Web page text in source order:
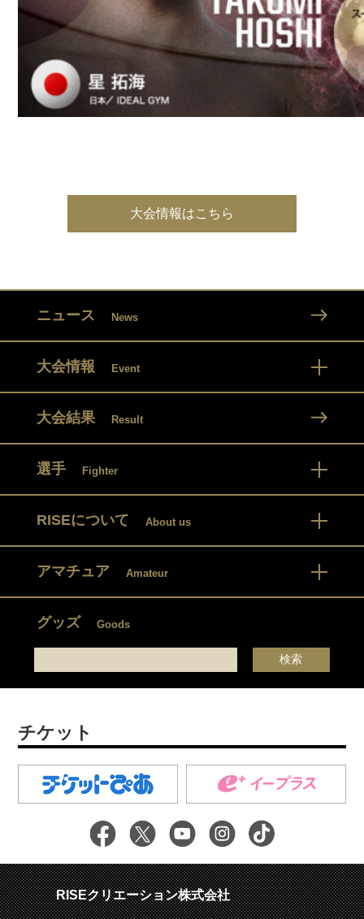
大会情報はこちら
ニュース News
大会情報 Event
大会結果 Result
選手 Fighter
RISEについて About us
アマチュア Amateur
グッズ Goods
チケット
RISEクリエーション株式会社